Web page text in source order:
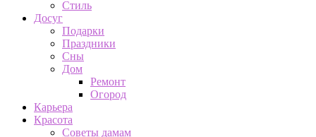
Стиль
Досуг
Подарки
Праздники
Сны
Дом
Ремонт
Огород
Карьера
Красота
Советы дамам